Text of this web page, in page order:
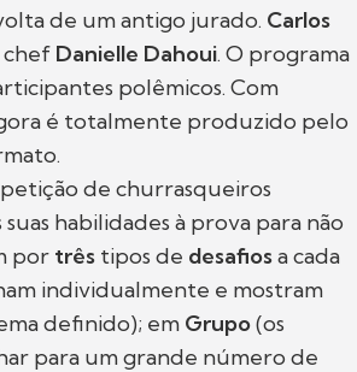
de um antigo jurado. Carlos
chef Danielle Dahoui. O programa
polêmicos. Com
é totalmente produzido pelo
de churrasqueiros
habilidades à prova para não
por três tipos de desafiosa cada
individualmente e mostram
definido); em Grupo(os
para um grande número de